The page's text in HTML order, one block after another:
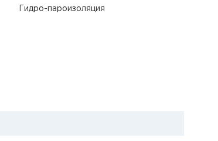
Гидро-пароизоляция